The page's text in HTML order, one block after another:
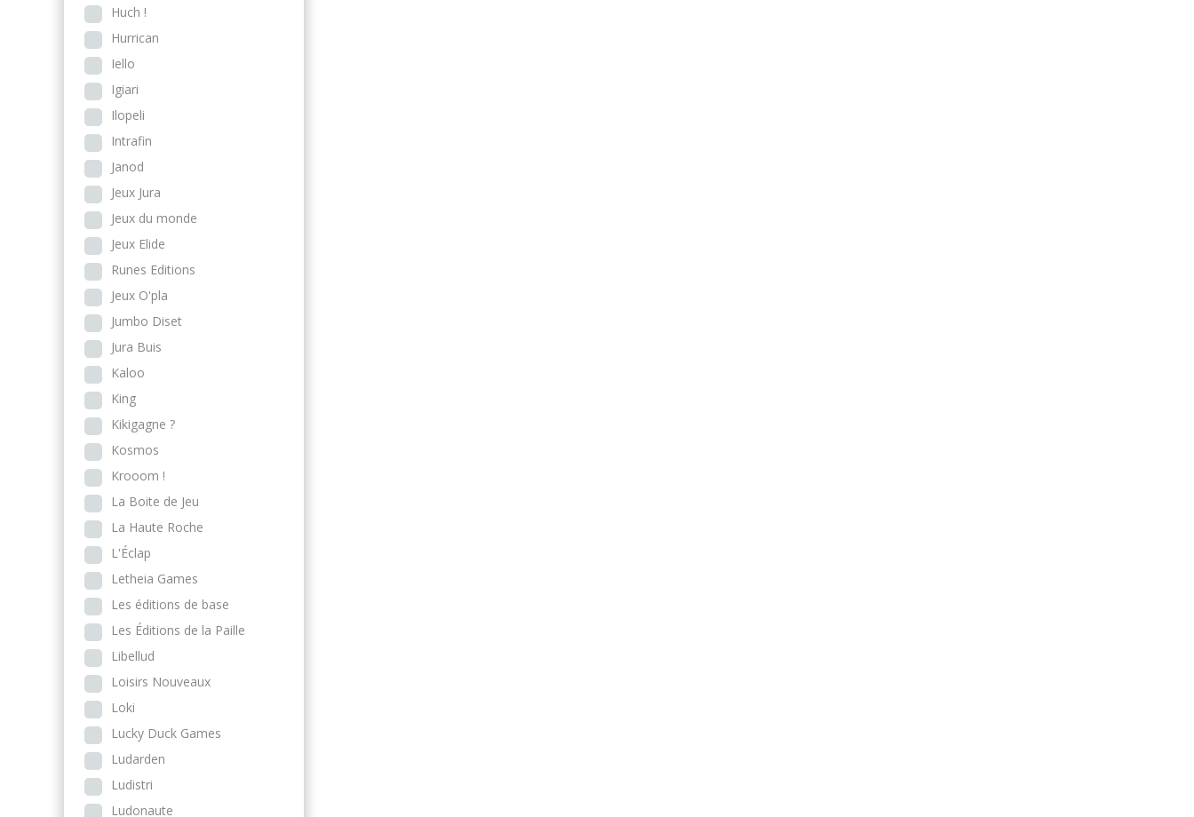
Huch !
Hurrican
Iello
Igiari
Ilopeli
Intrafin
Janod
Jeux Jura
Jeux du monde
Jeux Elide
Runes Editions
Jeux O'pla
Jumbo Diset
Jura Buis
Kaloo
King
Kikigagne ?
Kosmos
Krooom !
La Boite de Jeu
La Haute Roche
L'Éclap
Letheia Games
Les éditions de base
Les Éditions de la Paille
Libellud
Loisirs Nouveaux
Loki
Lucky Duck Games
Ludarden
Ludistri
Ludonaute